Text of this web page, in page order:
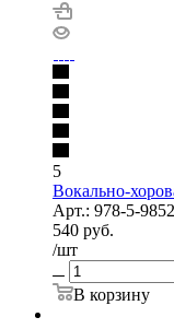
5
Вокально-
Арт.: 978-5-
540 руб.
/шт
В корзину